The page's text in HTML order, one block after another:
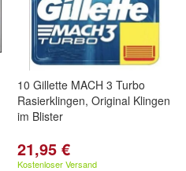
10 Gillette MACH 3 Turbo
Rasierklingen, Original Klingen
im Blister
21,95 €
Kostenloser Versand